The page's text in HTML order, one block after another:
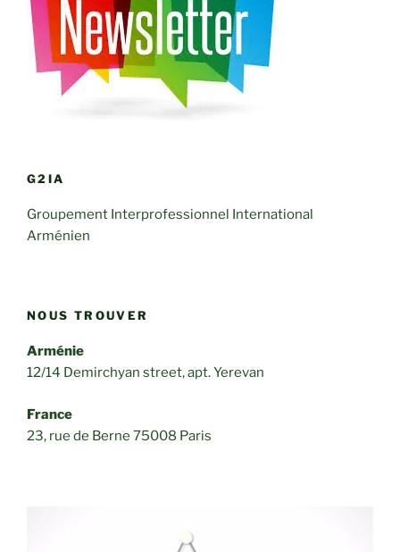
G2IA
Groupement Interprofessionnel International
Arménien
NOUS TROUVER
Arménie
12/14 Demirchyan street, apt. Yerevan
France
23, rue de Berne 75008 Paris